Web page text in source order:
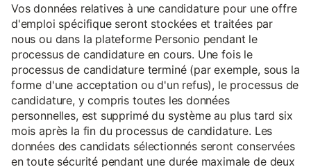
Vos données relatives à une candidature pour une offre
d'emploi spécifique seront stockées et traitées par
nous ou dans la plateforme Personio pendant le
processus de candidature en cours. Une fois le
processus de candidature terminé (par exemple, sous la
forme d'une acceptation ou d'un refus), le processus de
candidature, y compris toutes les données
personnelles, est supprimé du système au plus tard six
mois après la fin du processus de candidature. Les
données des candidats sélectionnés seront conservées
en toute sécurité pendant une durée maximale de deux